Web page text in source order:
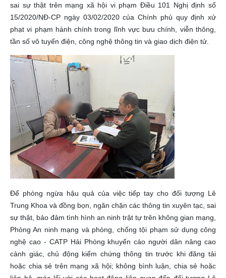
sai sự thật trên mạng xã hội vi phạm Điều 101 Nghị định số
15/2020/NĐ-CP ngày 03/02/2020 của Chính phủ quy định xử
phạt vi phạm hành chính trong lĩnh vực bưu chính, viễn thông,
tần số vô tuyến điện, công nghệ thông tin và giao dịch điện tử.
Để phòng ngừa hậu quả của việc tiếp tay cho đối tượng Lê
Trung Khoa và đồng bọn, ngăn chặn các thông tin xuyên tạc, sai
sự thật, bảo đảm tình hình an ninh trật tự trên không gian mạng,
Phòng An ninh mạng và phòng, chống tội phạm sử dụng công
nghệ cao - CATP Hải Phòng khuyến cáo người dân nâng cao
cảnh giác, chủ động kiểm chứng thông tin trước khi đăng tải
hoặc chia sẻ trên mạng xã hội; không bình luận, chia sẻ hoặc